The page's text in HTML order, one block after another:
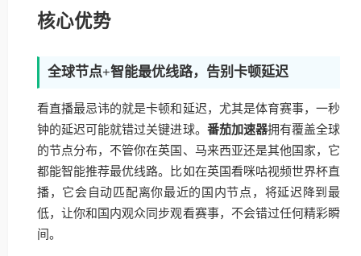
核心优势
全球节点+智能最优线路，告别卡顿延迟
看直播最忌讳的就是卡顿和延迟，尤其是体育赛事，一秒
钟的延迟可能就错过关键进球。 番茄加速器拥有覆盖全球
的节点分布，不管你在英国、马来西亚还是其他国家，它
都能智能推荐最优线路。比如在英国看咪咕视频世界杯直
播，它会自动匹配离你最近的国内节点，将延迟降到最
低，让你和国内观众同步观看赛事，不会错过任何精彩瞬
间。